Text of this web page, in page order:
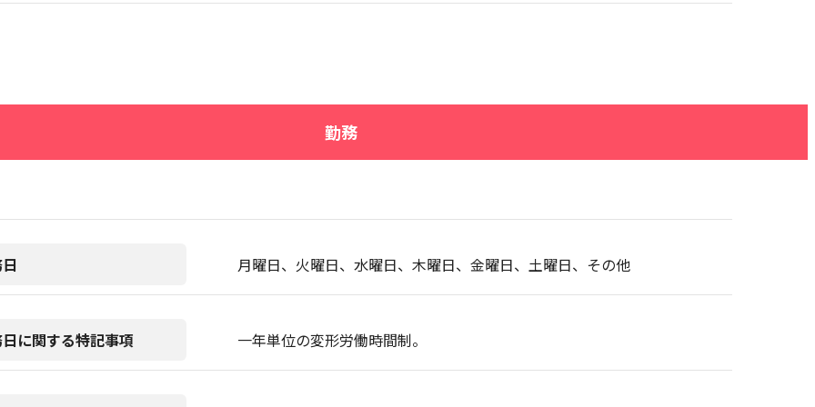
勤務
月曜日、火曜日、水曜日、木曜日、金曜日、土曜日、その他
に関する特記事項 一年単位の変形労働時間制。